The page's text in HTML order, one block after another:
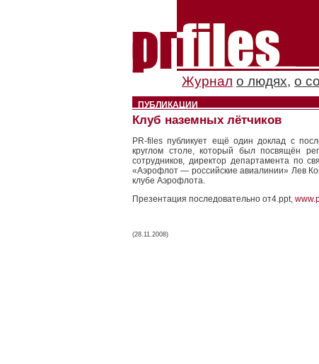
Журнал о людях, о
ПУБЛИКАЦИИ
Клуб наземных лётчиков
PR-files публикует ещё один доклад с
круглом столе, который был посвящён
сотрудников, директор департамента по
«Аэрофлот — российские авиалинии» Лев
клубе Аэрофлота.
Презентация последовательно от4.ppt,
(28.11.2008)